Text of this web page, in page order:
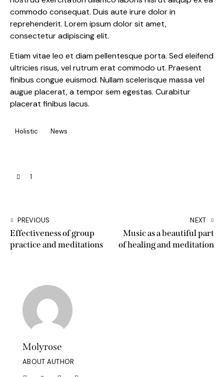
commodo consequat. Duis aute irure dolor in
reprehenderit. Lorem ipsum dolor sit amet,
consectetur adipiscing elit.
Etiam vitae leo et diam pellentesque porta. Sed eleifend
ultricies risus, vel rutrum erat commodo ut. Praesent
finibus congue euismod. Nullam scelerisque massa vel
augue placerat, a tempor sem egestas. Curabitur
placerat finibus lacus.
Holistic News
1
PREVIOUS
Effectiveness of group
practice and meditations
NEXT
Music as a beautiful part
of healing and meditation
Molyrose
ABOUT AUTHOR